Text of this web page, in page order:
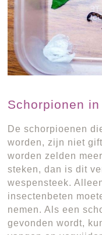
Schorpionen
De schorpioenen
worden, zijn niet
worden zelden
steken, dan is dit
wespensteek.
insectenbeten
nemen. Als een
gevonden wordt,